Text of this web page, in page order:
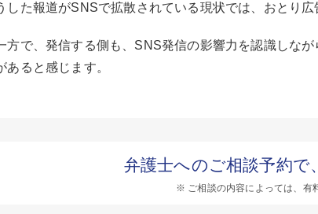
した報道がSNSで拡散されている現状では、おとり
方で、発信する側も、SNS発信の影響力を認識しな
あると感じます。
弁護士へのご相談予約で
※ ご相談の内容によっては、有